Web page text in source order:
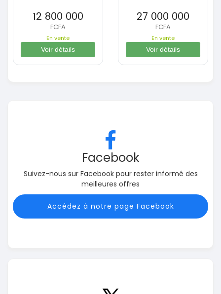
12 800 000
FCFA
En vente
Voir détails
27 000 000
FCFA
En vente
Voir détails
Facebook
Suivez-nous sur Facebook pour rester informé des
meilleures offres
Accédez à notre page Facebook